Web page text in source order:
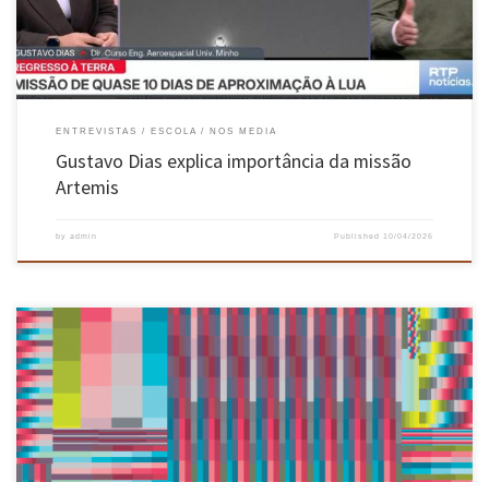
ENTREVISTAS ESCOLA NOS MEDIA
Gustavo Dias explica importância da missão
Artemis
by admin Published 10/04/2026
A agência nacional Ciência Viva lançou no Dia Internacional das Mulheres a quinta edição do
livro “Mulheres na Ciência”, que inclui mais 107 rostos da investigação no feminino. Dez
dos rostos são da Universidade do Minho, provenientes das Escolas de Ciências,
Engenharia, Medicina, Psicologia e do Instituto de Ciências Sociais. […]